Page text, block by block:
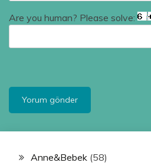
Are you human? Please solve:
Anne&Bebek (58)